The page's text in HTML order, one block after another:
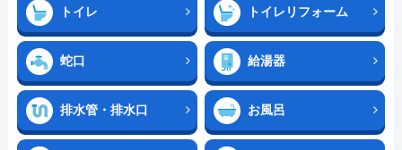
トイレ トイレリフォーム
蛇口 給湯器
排水管・排水口 お風呂